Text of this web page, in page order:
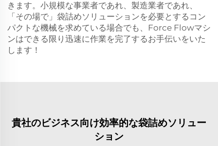
きます。小規模な事業者であれ、製造業者であれ、
「その場で」袋詰めソリューションを必要とするコン
パクトな機械を求めている場合でも、Force Flowマシ
ンはできる限り迅速に作業を完了するお手伝いをいた
します！
貴社のビジネス向け効率的な袋詰めソリュー
ション